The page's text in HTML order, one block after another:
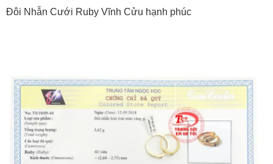
Đôi Nhẫn Cưới Ruby Vĩnh Cửu hạnh phúc